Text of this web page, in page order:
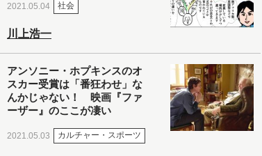
2021.05.04 社会
川上浩一
アンソニー・ホプキンスのオ
スカー受賞は「番狂わせ」な
んかじゃない！ 映画『ファ
ーザー』のここが凄い
2021.05.03 カルチャー・スポーツ